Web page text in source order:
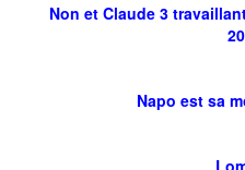
Non et Claude 3
Napo est sa